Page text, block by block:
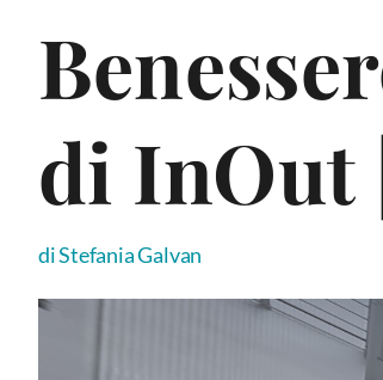
di InOut
di Stefania Galvan